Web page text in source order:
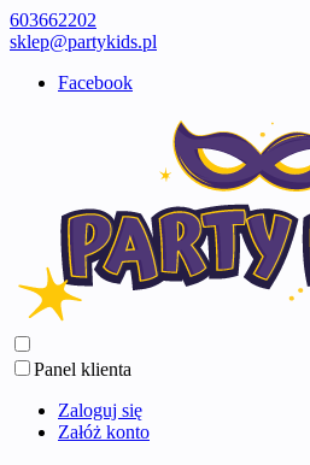
603662202
sklep@partykids.pl
Facebook
Panel klienta
Zaloguj się
Załóż konto